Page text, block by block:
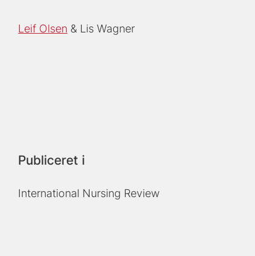
Leif Olsen Lis Wagner
Publiceret i
International Nursing Review